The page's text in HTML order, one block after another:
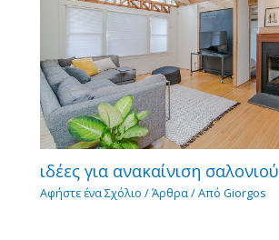
ιδέες για ανακαίνιση σαλονιού
Αφήστε ένα Σχόλιο /Άρθρα/ ΑπόGiorgos